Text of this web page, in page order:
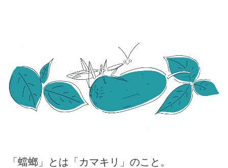
「蟷螂」とは「カマキリ」のこと。